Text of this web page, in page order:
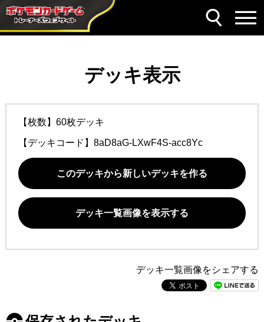
デッキ表示
【枚数】60枚デッキ
【デッキコード】 8aD8aG-LXwF4S-acc8Yc
このデッキから新しいデッキを作る
デッキ一覧画像を表示する
デッキ一覧画像をシェアする